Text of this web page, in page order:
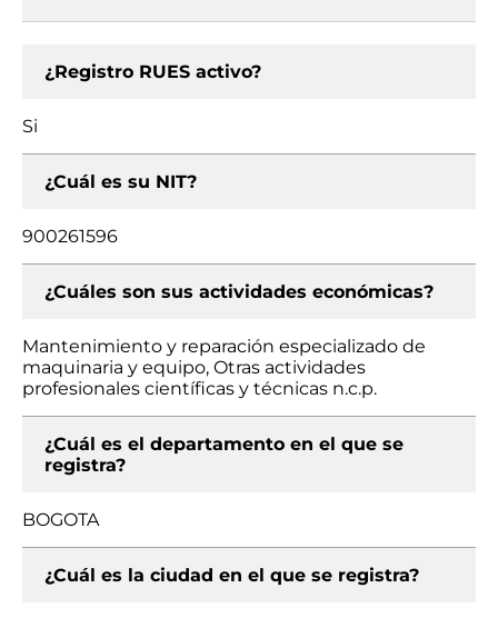
¿Registro RUES activo?
Si
¿Cuál es su NIT?
900261596
¿Cuáles son sus actividades económicas?
Mantenimiento y reparación especializado de
maquinaria y equipo, Otras actividades
profesionales científicas y técnicas n.c.p.
¿Cuál es el departamento en el que se
registra?
BOGOTA
¿Cuál es la ciudad en el que se registra?